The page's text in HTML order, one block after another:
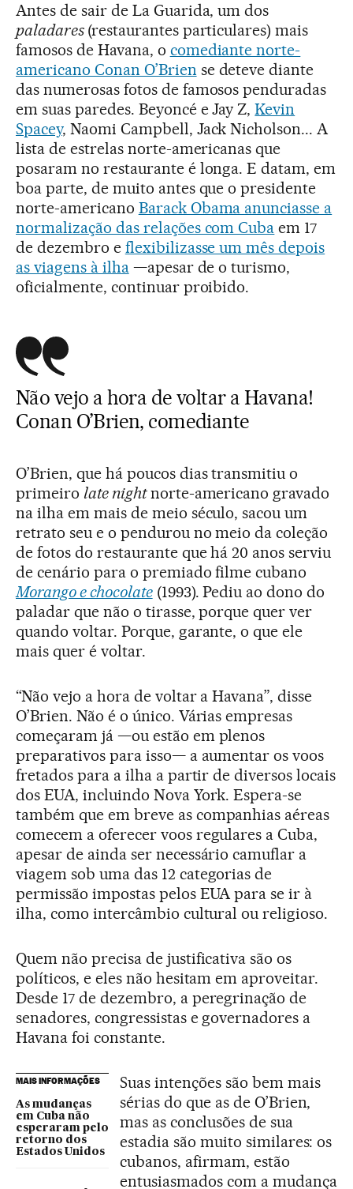
Antes de sair de La Guarida, um dos
paladares (restaurantes particulares) mais
famosos de Havana, o comediante norte-
americano Conan O’Brien se deteve diante
das numerosas fotos de famosos penduradas
em suas paredes. Beyoncé e Jay Z,Kevin
Spacey, Naomi Campbell, Jack Nicholson... A
lista de estrelas norte-americanas que
posaram no restaurante é longa. E datam, em
boa parte, de muito antes que o presidente
norte-americano Barack Obama anunciasse a
normalização das relações com Cuba em 17
de dezembro e flexibilizasse um mês depois
as viagens à ilha—apesar de o turismo,
oficialmente, continuar proibido.
Não vejo a hora de voltar a Havana!
Conan O’Brien, comediante
O’Brien, que há poucos dias transmitiu o
primeiro late nightnorte-americano gravado
na ilha em mais de meio século, sacou um
retrato seu e o pendurou no meio da coleção
de fotos do restaurante que há 20 anos serviu
de cenário para o premiado filme cubano
Morango e chocolate(1993). Pediu ao dono do
paladar que não o tirasse, porque quer ver
quando voltar. Porque, garante, o que ele
mais quer é voltar.
“Não vejo a hora de voltar a Havana”, disse
O’Brien. Não é o único. Várias empresas
começaram já —ou estão em plenos
preparativos para isso— a aumentar os voos
fretados para a ilha a partir de diversos locais
dos EUA, incluindo Nova York. Espera-se
também que em breve as companhias aéreas
comecem a oferecer voos regulares a Cuba,
apesar de ainda ser necessário camuflar a
viagem sob uma das 12 categorias de
permissão impostas pelos EUA para se ir à
ilha, como intercâmbio cultural ou religioso.
Quem não precisa de justificativa são os
políticos, e eles não hesitam em aproveitar.
Desde 17 de dezembro, a peregrinação de
senadores, congressistas e governadores a
Havana foi constante.
MAIS INFORMAÇÕES
As mudanças
em Cuba não
esperaram pelo
retorno dos
Estados Unidos
Suas intenções são bem mais
sérias do que as de O’Brien,
mas as conclusões de sua
estadia são muito similares: os
cubanos, afirmam, estão
entusiasmados com a mudança